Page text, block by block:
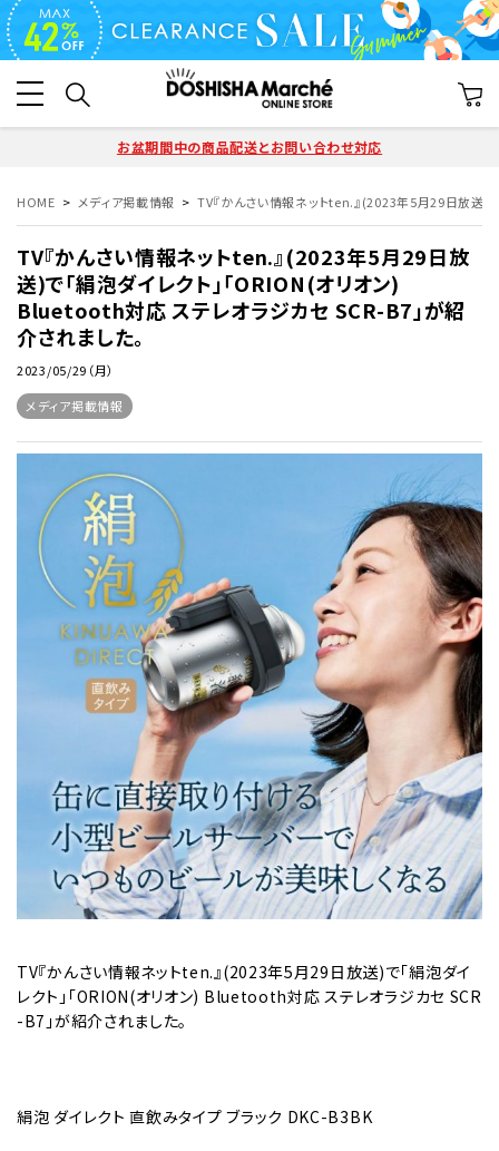
お盆期間中の商品配送とお問い合わせ対応
HOME メディア掲載情報 TV『かんさい情報ネットten.』(2023年5月29日放送)
TV『かんさい情報ネットten.』(2023年5月29日放
送)で「絹泡ダイレクト」「ORION(オリオン)
Bluetooth対応 ステレオラジカセ SCR-B7」が紹
介されました。
2023/05/29（月）
メディア掲載情報
TV『かんさい情報ネットten.』(2023年5月29日放送)で「絹泡ダイ
レクト」「ORION(オリオン) Bluetooth対応 ステレオラジカセ SCR
-B7」が紹介されました。
絹泡 ダイレクト 直飲みタイプ ブラック DKC-B3BK